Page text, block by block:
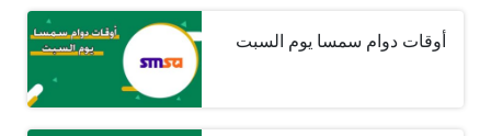
أوقات دوام سمسا يوم السبت